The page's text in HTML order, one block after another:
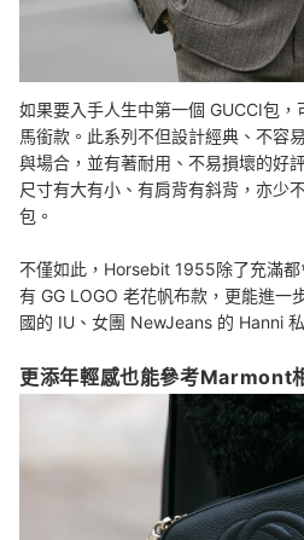
如果要入手人生中第一個 GUCCI包
馬銜款。此系列不但設計經典、不容
與場合， 並有著耐用、不易損壞的好
尺寸有大有小、有肩背有斜背，亦少
包。
不僅如此， Horsebit 1955除了充滿
有 GG LOGO 老花帆布款，更能進一
國的 IU、女團 NewJeans 的 Hanni
更添年輕感也能參考Marmont